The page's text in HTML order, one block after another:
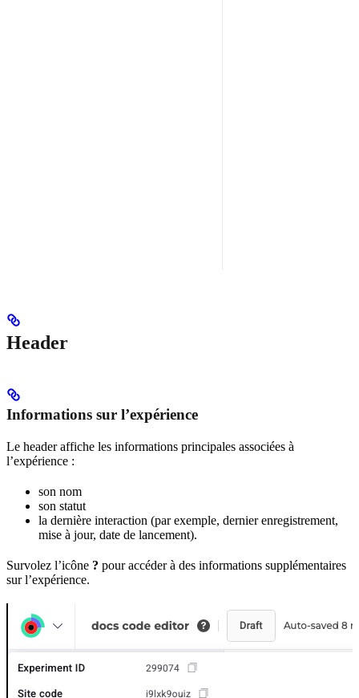
Header
Informations sur l’expérience
Le header affiche les informations principales associées à
l’expérience :
son nom
son statut
la dernière interaction (par exemple, dernier enregistrement,
mise à jour, date de lancement).
Survolez l’icône ? pour accéder à des informations supplémentaires
sur l’expérience.